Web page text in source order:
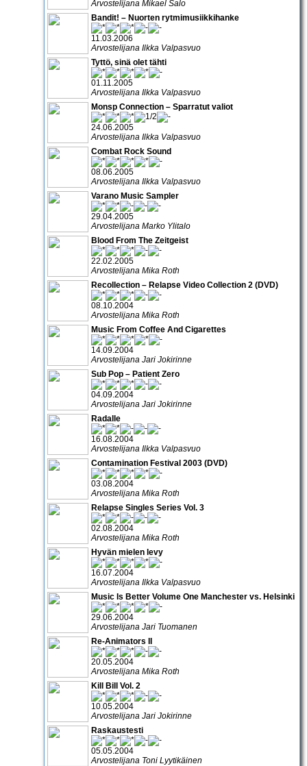
Arvostelijana Mikael Salo
Bandit! – Nuorten rytmimusiikkihanke
11.03.2006
Arvostelijana Ilkka Valpasvuo
Tyttö, sinä olet tähti
01.11.2005
Arvostelijana Ilkka Valpasvuo
Monsp Connection – Sparratut valiot
24.06.2005
Arvostelijana Ilkka Valpasvuo
Combat Rock Sound
08.06.2005
Arvostelijana Ilkka Valpasvuo
Varano Music Sampler
29.04.2005
Arvostelijana Marko Ylitalo
Blood From The Zeitgeist
22.02.2005
Arvostelijana Mika Roth
Recollection – Relapse Video Collection 2 (DVD)
08.10.2004
Arvostelijana Mika Roth
Music From Coffee And Cigarettes
14.09.2004
Arvostelijana Jari Jokirinne
Sub Pop – Patient Zero
04.09.2004
Arvostelijana Jari Jokirinne
Radalle
16.08.2004
Arvostelijana Ilkka Valpasvuo
Contamination Festival 2003 (DVD)
03.08.2004
Arvostelijana Mika Roth
Relapse Singles Series Vol. 3
02.08.2004
Arvostelijana Mika Roth
Hyvän mielen levy
16.07.2004
Arvostelijana Ilkka Valpasvuo
Music Is Better Volume One Manchester vs. Helsinki
29.06.2004
Arvostelijana Jari Tuomanen
Re-Animators II
20.05.2004
Arvostelijana Mika Roth
Kill Bill Vol. 2
10.05.2004
Arvostelijana Jari Jokirinne
Raskaustesti
05.05.2004
Arvostelijana Toni Lyytikäinen